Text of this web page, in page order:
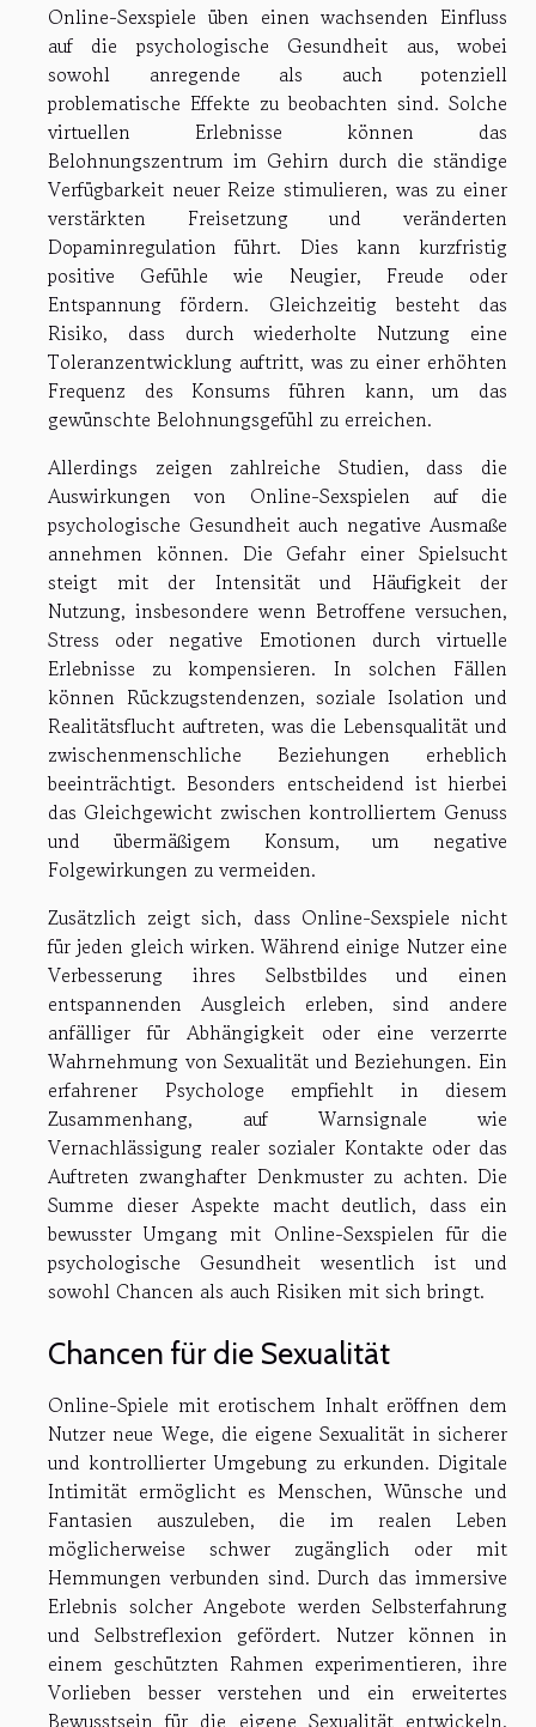
Online-Sexspiele üben einen wachsenden Einfluss
auf die psychologische Gesundheit aus, wobei
sowohl anregende als auch potenziell
problematische Effekte zu beobachten sind. Solche
virtuellen Erlebnisse können das
Belohnungszentrum im Gehirn durch die ständige
Verfügbarkeit neuer Reize stimulieren, was zu einer
verstärkten Freisetzung und veränderten
Dopaminregulation führt. Dies kann kurzfristig
positive Gefühle wie Neugier, Freude oder
Entspannung fördern. Gleichzeitig besteht das
Risiko, dass durch wiederholte Nutzung eine
Toleranzentwicklung auftritt, was zu einer erhöhten
Frequenz des Konsums führen kann, um das
gewünschte Belohnungsgefühl zu erreichen.
Allerdings zeigen zahlreiche Studien, dass die
Auswirkungen von Online-Sexspielen auf die
psychologische Gesundheit auch negative Ausmaße
annehmen können. Die Gefahr einer Spielsucht
steigt mit der Intensität und Häufigkeit der
Nutzung, insbesondere wenn Betroffene versuchen,
Stress oder negative Emotionen durch virtuelle
Erlebnisse zu kompensieren. In solchen Fällen
können Rückzugstendenzen, soziale Isolation und
Realitätsflucht auftreten, was die Lebensqualität und
zwischenmenschliche Beziehungen erheblich
beeinträchtigt. Besonders entscheidend ist hierbei
das Gleichgewicht zwischen kontrolliertem Genuss
und übermäßigem Konsum, um negative
Folgewirkungen zu vermeiden.
Zusätzlich zeigt sich, dass Online-Sexspiele nicht
für jeden gleich wirken. Während einige Nutzer eine
Verbesserung ihres Selbstbildes und einen
entspannenden Ausgleich erleben, sind andere
anfälliger für Abhängigkeit oder eine verzerrte
Wahrnehmung von Sexualität und Beziehungen. Ein
erfahrener Psychologe empfiehlt in diesem
Zusammenhang, auf Warnsignale wie
Vernachlässigung realer sozialer Kontakte oder das
Auftreten zwanghafter Denkmuster zu achten. Die
Summe dieser Aspekte macht deutlich, dass ein
bewusster Umgang mit Online-Sexspielen für die
psychologische Gesundheit wesentlich ist und
sowohl Chancen als auch Risiken mit sich bringt.
Chancen für die Sexualität
Online-Spiele mit erotischem Inhalt eröffnen dem
Nutzer neue Wege, die eigene Sexualität in sicherer
und kontrollierter Umgebung zu erkunden. Digitale
Intimität ermöglicht es Menschen, Wünsche und
Fantasien auszuleben, die im realen Leben
möglicherweise schwer zugänglich oder mit
Hemmungen verbunden sind. Durch das immersive
Erlebnis solcher Angebote werden Selbsterfahrung
und Selbstreflexion gefördert. Nutzer können in
einem geschützten Rahmen experimentieren, ihre
Vorlieben besser verstehen und ein erweitertes
Bewusstsein für die eigene Sexualität entwickeln.